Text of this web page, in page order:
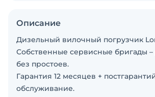
Описание
Дизельный вилочный погрузчик
Собственные сервисные бригады
без простоев.
Гарантия 12 месяцев +
обслуживание.